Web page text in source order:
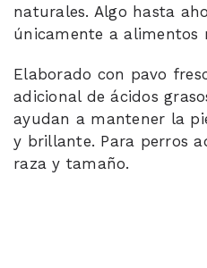
naturales. Algo hasta
únicamente a alimentos
Elaborado con pavo
adicional de ácidos
ayudan a mantener la
y brillante. Para perros
raza y tamaño.